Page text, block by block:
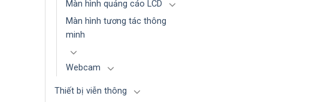
Màn hình quảng cáo LCD
Màn hình tương tác thông
minh
Webcam
Thiết bị viễn thông